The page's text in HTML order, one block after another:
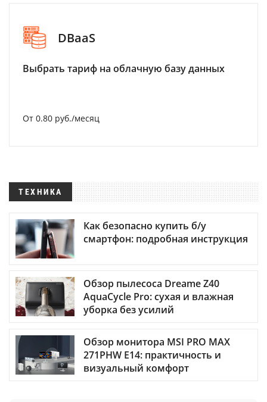
DBaaS
Выбрать тариф на облачную базу данных
От 0.80 руб./месяц
ТЕХНИКА
Как безопасно купить б/у
смартфон: подробная инструкция
Обзор пылесоса Dreame Z40
AquaCycle Pro: сухая и влажная
уборка без усилий
Обзор монитора MSI PRO MAX
271PHW E14: практичность и
визуальный комфорт